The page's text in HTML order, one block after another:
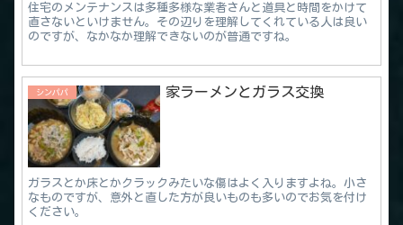
住宅のメンテナンスは多種多様な業者さんと道具と時間をかけて
直さないといけません。その辺りを理解してくれている人は良い
のですが、なかなか理解できないのが普通ですね。
シンパパ 家ラーメンとガラス交換
ガラスとか床とかクラックみたいな傷はよく入りますよね。小さ
なものですが、意外と直した方が良いものも多いのでお気を付け
ください。